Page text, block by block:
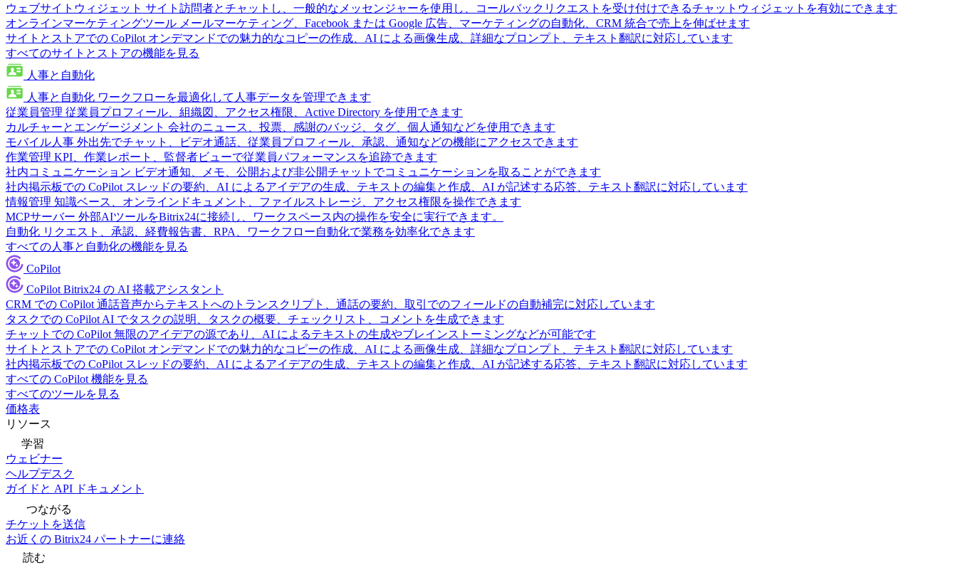
ウェブサイトウィジェット サイト訪問者とチャットし、一般的なメッセンジャーを使用し、コールバックリクエストを受け付けできるチャットウィジェットを有効にできます
オンラインマーケティングツール メールマーケティング、Facebook または Google 広告、マーケティングの自動化、CRM 統合で売上を伸ばせます
サイトとストアでの CoPilot オンデマンドでの魅力的なコピーの作成、AI による画像生成、詳細なプロンプト、テキスト翻訳に対応しています
すべてのサイトとストアの機能を見る
人事と自動化
人事と自動化 ワークフローを最適化して人事データを管理できます
従業員管理 従業員プロフィール、組織図、アクセス権限、Active Directory を使用できます
カルチャーとエンゲージメント 会社のニュース、投票、感謝のバッジ、タグ、個人通知などを使用できます
モバイル人事 外出先でチャット、ビデオ通話、従業員プロフィール、承認、通知などの機能にアクセスできます
作業管理 KPI、作業レポート、監督者ビューで従業員パフォーマンスを追跡できます
社内コミュニケーション ビデオ通知、メモ、公開および非公開チャットでコミュニケーションを取ることができます
社内掲示板での CoPilot スレッドの要約、AI によるアイデアの生成、テキストの編集と作成、AI が記述する応答、テキスト翻訳に対応しています
情報管理 知識ベース、オンラインドキュメント、ファイルストレージ、アクセス権限を操作できます
MCPサーバー 外部AIツールをBitrix24に接続し、ワークスペース内の操作を安全に実行できます。
自動化 リクエスト、承認、経費報告書、RPA、ワークフロー自動化で業務を効率化できます
すべての人事と自動化の機能を見る
CoPilot
CoPilot Bitrix24 の AI 搭載アシスタント
CRM での CoPilot 通話音声からテキストへのトランスクリプト、通話の要約、取引でのフィールドの自動補完に対応しています
タスクでの CoPilot AI でタスクの説明、タスクの概要、チェックリスト、コメントを生成できます
チャットでの CoPilot 無限のアイデアの源であり、AI によるテキストの生成やブレインストーミングなどが可能です
サイトとストアでの CoPilot オンデマンドでの魅力的なコピーの作成、AI による画像生成、詳細なプロンプト、テキスト翻訳に対応しています
社内掲示板での CoPilot スレッドの要約、AI によるアイデアの生成、テキストの編集と作成、AI が記述する応答、テキスト翻訳に対応しています
すべての CoPilot 機能を見る
すべてのツールを見る
価格表
リソース
学習
ウェビナー
ヘルプデスク
ガイドと API ドキュメント
つながる
チケットを送信
お近くの Bitrix24 パートナーに連絡
読む